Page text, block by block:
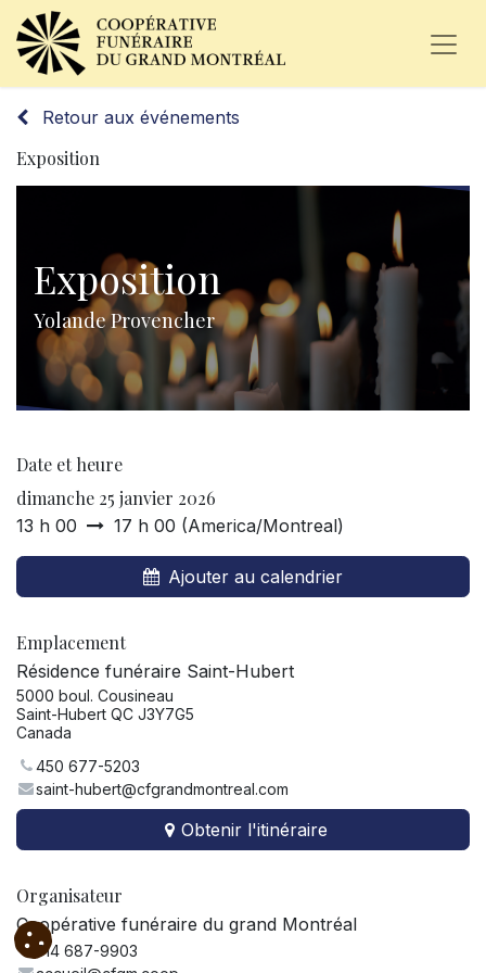
Retour aux événements
Exposition
Exposition
Yolande Provencher
Date et heure
dimanche 25 janvier 2026
13 h 00 17 h 00 (America/Montreal)
Ajouter au calendrier
Emplacement
Résidence funéraire Saint-Hubert
5000 boul. Cousineau
Saint-Hubert QC J3Y7G5
Canada
450 677-5203
saint-hubert@cfgrandmontreal.com
Obtenir l'itinéraire
Organisateur
Coopérative funéraire du grand Montréal
514 687-9903